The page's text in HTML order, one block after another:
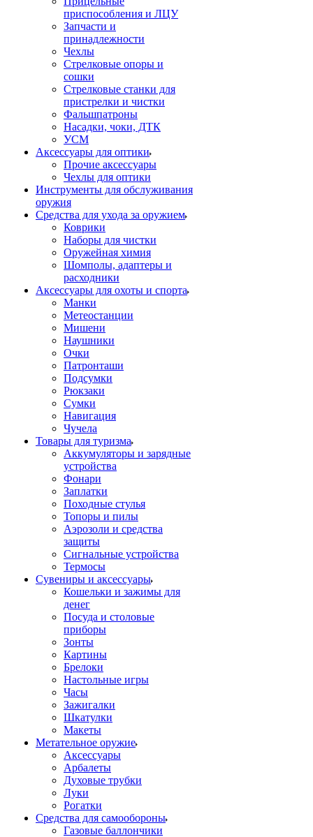
приспособления и ЛЦУ
Запчасти и
принадлежности
Чехлы
Стрелковые опоры и
сошки
Стрелковые станки для
пристрелки и чистки
Фальшпатроны
Насадки, чоки, ДТК
УСМ
Аксессуары для оптики
Прочие аксессуары
Чехлы для оптики
Инструменты для обслуживания
оружия
Средства для ухода за оружием
Коврики
Наборы для чистки
Оружейная химия
Шомполы, адаптеры и
расходники
Аксессуары для охоты и спорта
Манки
Метеостанции
Мишени
Наушники
Очки
Патронташи
Подсумки
Рюкзаки
Сумки
Навигация
Чучела
Товары для туризма
Аккумуляторы и зарядные
устройства
Фонари
Заплатки
Походные стулья
Топоры и пилы
Аэрозоли и средства
защиты
Сигнальные устройства
Термосы
Сувениры и аксессуары
Кошельки и зажимы для
денег
Посуда и столовые
приборы
Зонты
Картины
Брелоки
Настольные игры
Часы
Зажигалки
Шкатулки
Макеты
Метательное оружие
Аксессуары
Арбалеты
Духовые трубки
Луки
Рогатки
Средства для самообороны
Газовые баллончики